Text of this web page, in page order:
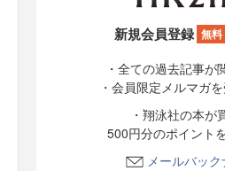
新規会員登録 無料
・全ての過去記事が
・会員限定メルマガ
・翔泳社の本が
500円分のポイント
メールバッ